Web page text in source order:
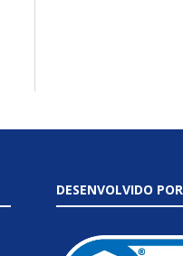
DESENVOLVIDO